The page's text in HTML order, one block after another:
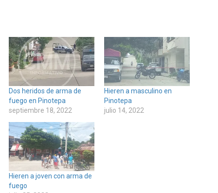
Dos heridos de arma de
fuego en Pinotepa
septiembre 18, 2022
Hieren a masculino en
Pinotepa
julio 14, 2022
Hieren a joven con arma de
fuego